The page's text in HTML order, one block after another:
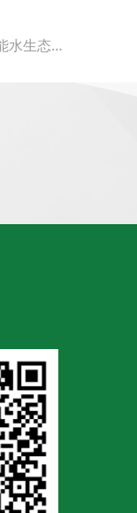
上一篇: 上海仪器仪表展|AI赋能水生态监测：鱼类在线识别系统助力智慧环保